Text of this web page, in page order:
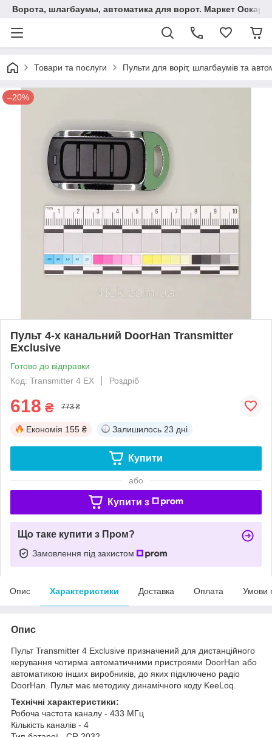
Ворота, шлагбаумы, автоматика для ворот. Маркет Оскар.
Товари та послуги Пульти для воріт, шлагбаумів та
–20%
Пульт 4-х канальний DoorHan Transmitter
Exclusive
Готово до відправки
Код: Transmitter 4 EX
Роздріб
618 ₴ 773 ₴
Економія 155 ₴ Залишилось 23 дні
Купити
або
Купити з
Що таке купити з Пром?
Замовлення під захистом
Опис Характеристики Доставка Оплата Умови
Опис
Пульт Transmitter 4 Exclusive призначений для дистанційного
керування чотирма автоматичними пристроями DoorHan або
автоматикою інших виробників, до яких підключено радіо
DoorHan. Пульт має методику динамічного коду KeeLoq.
Технічні характеристики:
Робоча частота каналу - 433 МГц
Кількість каналів - 4